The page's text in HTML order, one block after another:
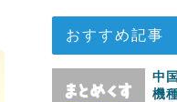
おすすめ記事
中
機